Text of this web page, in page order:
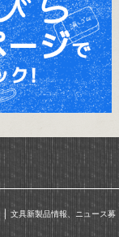
｜ 文具新製品情報、ニュース募